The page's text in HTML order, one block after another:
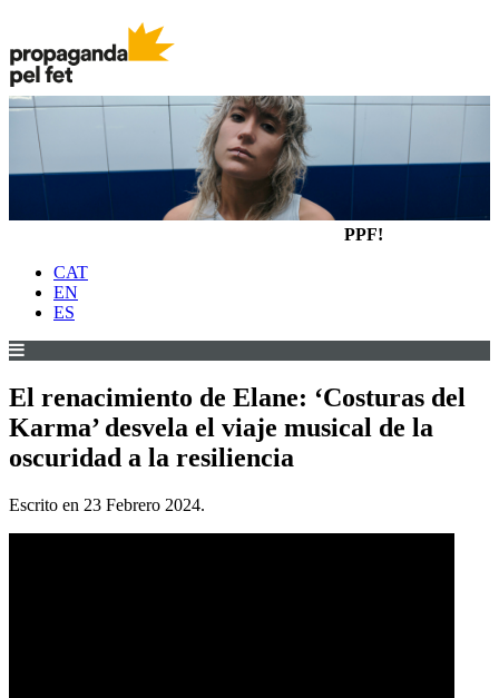
PPF!
CAT
EN
ES
El renacimiento de Elane: ‘Costuras del
Karma’ desvela el viaje musical de la
oscuridad a la resiliencia
Escrito en 23 Febrero 2024.